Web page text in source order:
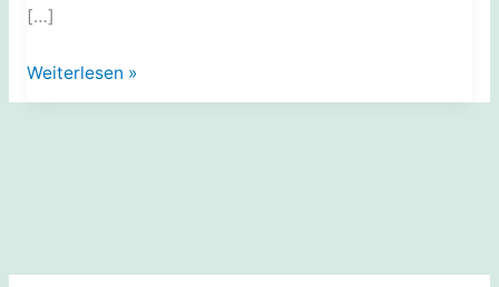
[…]
Sakralbauten:
Der
Weiterlesen »